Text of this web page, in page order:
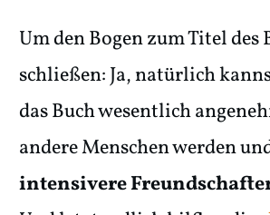
Um den Bogen zum Titel des
schließen: Ja, natürlich
das Buch wesentlich
andere Menschen werden
intensivere